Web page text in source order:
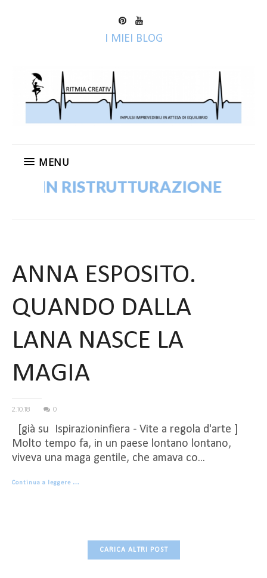
I MIEI BLOG
MENU
IN RISTRUTTURAZIONE!
ANNA ESPOSITO.
QUANDO DALLA
LANA NASCE LA
MAGIA
2.10.18 0
[già su Ispirazioninfiera - Vite a regola d'arte ]
Molto tempo fa, in un paese lontano lontano,
viveva una maga gentile, che amava co...
Continua a leggere …
CARICA ALTRI POST